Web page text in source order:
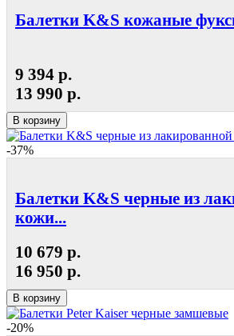
Балетки K&S кожаные
9 394 р.
13 990 р.
В корзину
-37%
Балетки K&S черные из
кожи...
10 679 р.
16 950 р.
В корзину
-20%